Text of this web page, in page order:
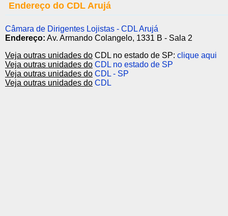
Endereço do CDL Arujá
Câmara de Dirigentes Lojistas - CDL Arujá
Endereço: Av. Armando Colangelo, 1331 B - Sala 2
Veja outras unidades do CDL no estado de SP: clique aqui
Veja outras unidades do CDL no estado de SP
Veja outras unidades do CDL - SP
Veja outras unidades do CDL